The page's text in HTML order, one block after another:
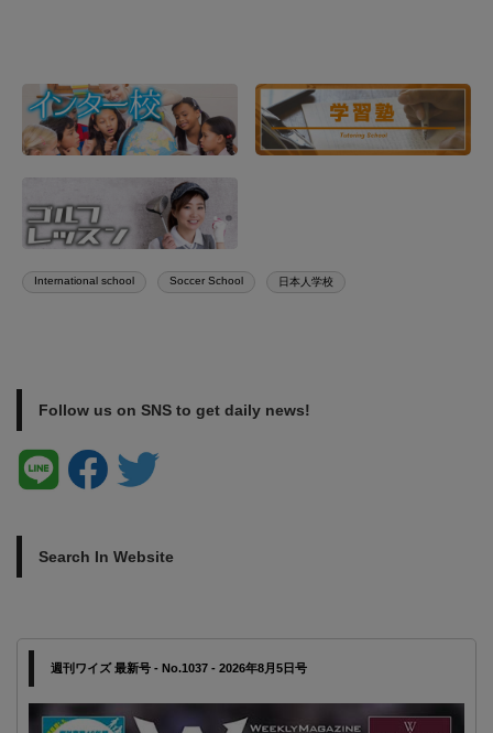
International school Soccer School 日本人学校
Follow us on SNS to get daily news!
Search In Website
週刊ワイズ 最新号 - No.1037 - 2026年8月5日号